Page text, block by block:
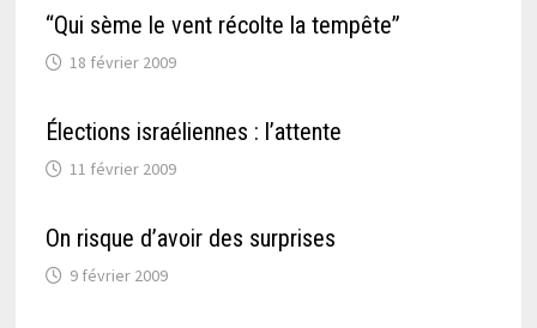
“Qui sème le vent récolte la tempête”
18 février 2009
Élections israéliennes : l’attente
11 février 2009
On risque d’avoir des surprises
9 février 2009